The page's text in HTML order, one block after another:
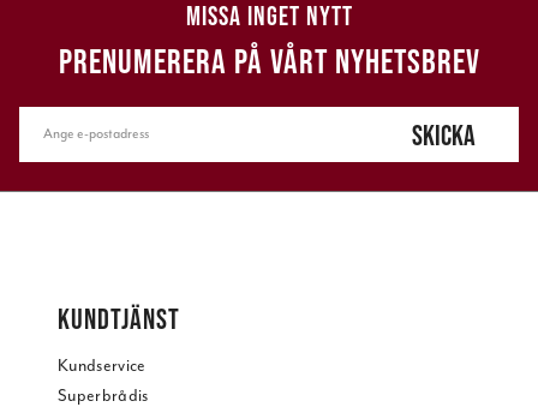
MISSA INGET NYTT
PRENUMERERA PÅ VÅRT NYHETSBREV
SKICKA
KUNDTJÄNST
Kundservice
Superbrådis